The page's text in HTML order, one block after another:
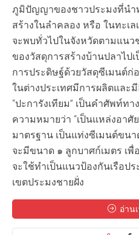
ภูมิปัญญาของชาวประมงที่นำ
สร้างในลำคลอง หรือ ในทะเ
จะพบทั่วไปในจังหวัดตามแนว
ของวัสดุการสร้างบ้านปลาไป
การประดิษฐ์ด้วยวัสดุซีเมนต์ก่
ในต่างประเทศมีการผลิตและ
“ปะการังเทียม” เป็นคำศัพท์ท
ความหมายว่า “เป็นแหล่งอา
มาตรฐาน เป็นแท่งซีเมนต์ขน
จะมีขนาด ๑ ลูกบาศก์เมตร เ
จะใช้ทำเป็นแนวป้องกันเรือป
เขตประมงชายฝั่ง
อ่าน